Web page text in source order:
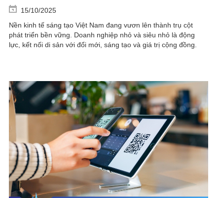
15/10/2025
Nền kinh tế sáng tạo Việt Nam đang vươn lên thành trụ cột
phát triển bền vững. Doanh nghiệp nhỏ và siêu nhỏ là động
lực, kết nối di sản với đổi mới, sáng tạo và giá trị cộng đồng.